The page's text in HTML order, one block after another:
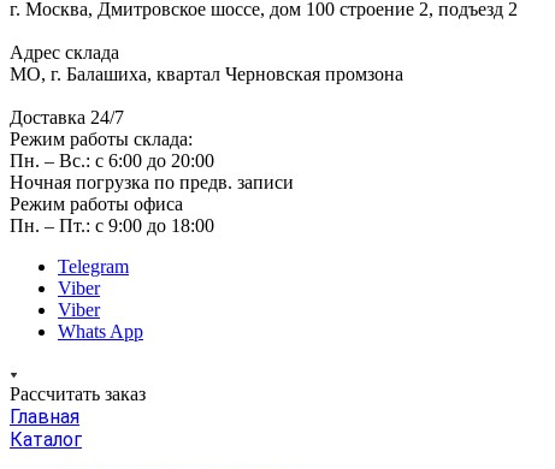
г. Москва, Дмитровское шоссе, дом 100 строение 2, подъезд 2
Адрес склада
МО, г. Балашиха, квартал Черновская промзона
Доставка 24/7
Режим работы склада:
Пн. – Вс.: с 6:00 до 20:00
Ночная погрузка по предв. записи
Режим работы офиса
Пн. – Пт.: с 9:00 до 18:00
Telegram
Viber
Viber
Whats App
Рассчитать заказ
Главная
Каталог